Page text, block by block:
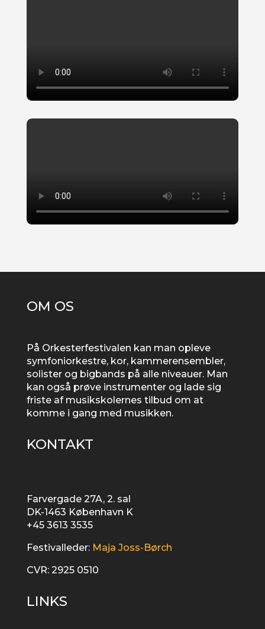
OM OS
På Orkesterfestivalen kan man opleve
symfoniorkestre, kor, kammerensembler,
solister og bigbands på alle niveauer. Man
kan også prøve instrumenter og lade sig
friste af musikskolernes tilbud om at
komme i gang med musikken.
KONTAKT
Farvergade 27A, 2. sal
DK-1463 København K
+45 3613 3535
Festivalleder: Maja Joss-Børch
CVR: 2925 0510
LINKS